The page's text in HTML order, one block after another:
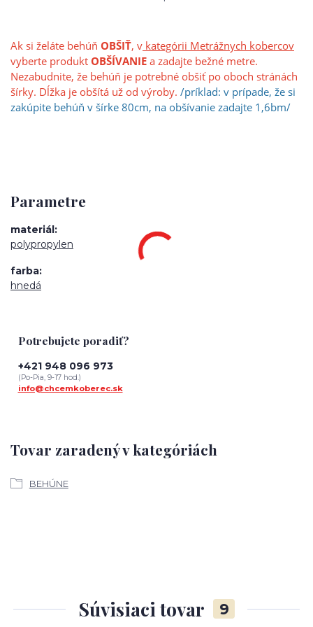
Ak si želáte behúň OBŠIŤ, v kategórii Metrážnych kobercov
vyberte produkt OBŠÍVANIEa zadajte bežné metre.
Nezabudnite, že behúň je potrebné obšiť po oboch stránách
šírky. Dĺžka je obšítá už od výroby. /príklad: v prípade, že si
zakúpite behúň v šírke 80cm, na obšívanie zadajte 1,6bm/
Parametre
materiál
polypropylen
farba
hnedá
Tovar zaradený v kategóriách
BEHÚNE
Potrebujete poradiť?
+421 948 096 973
(Po-Pia, 9-17 hod.)
info@chcemkoberec.sk
Súvisiaci tovar 9